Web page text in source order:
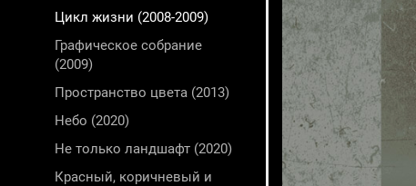
Цикл жизни (2008-2009)
Графическое собрание
(2009)
Пространство цвета (2013)
Небо (2020)
Не только ландшафт (2020)
Красный, коричневый и